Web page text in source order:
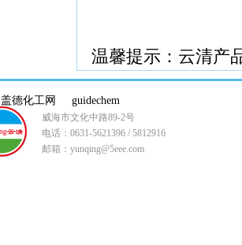
温馨提示：云清产
盖德化工网 guidechem
威海市文化中路89-2号
电话：0631-5621396 / 5812916
邮箱：yunqing@5eee.com